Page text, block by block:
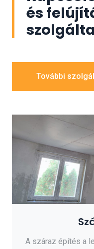
és
További
A száraz építés a